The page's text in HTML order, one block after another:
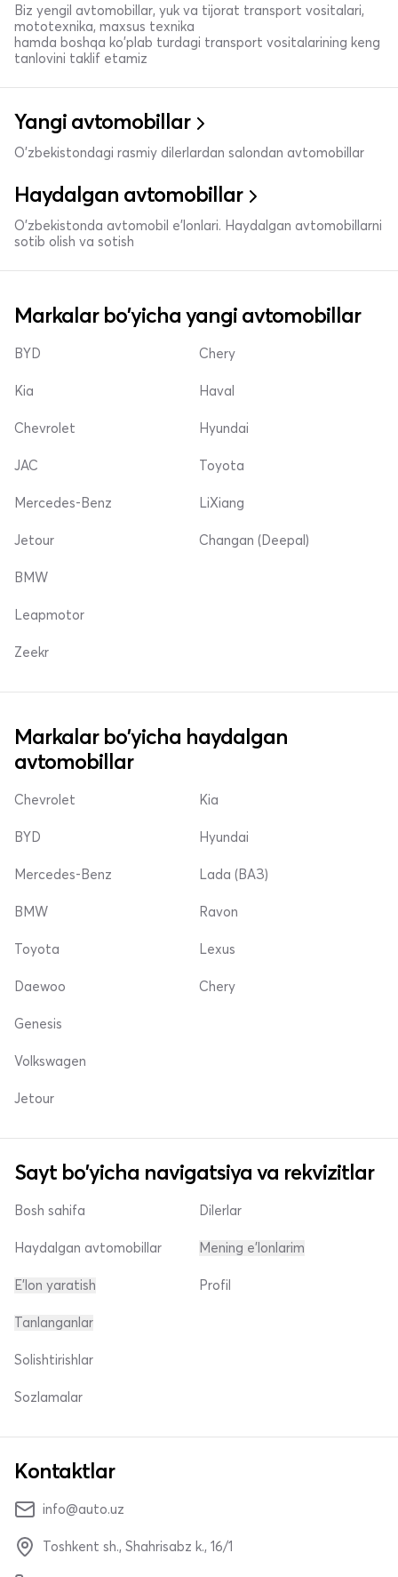
Biz yengil avtomobillar, yuk va tijorat transport vositalari,
mototexnika, maxsus texnika
hamda boshqa ko'plab turdagi transport vositalarining keng
tanlovini taklif etamiz
Yangi avtomobillar
O'zbekistondagi rasmiy dilerlardan salondan avtomobillar
Haydalgan avtomobillar
O'zbekistonda avtomobil e’lonlari. Haydalgan avtomobillarni
sotib olish va sotish
Markalar bo'yicha yangi avtomobillar
BYD
Kia
Chevrolet
Chery
Haval
Hyundai
JAC
Mercedes-Benz
Jetour
Toyota
LiXiang
Changan (Deepal)
BMW
Leapmotor
Zeekr
Markalar bo'yicha haydalgan
avtomobillar
Chevrolet
BYD
Mercedes-Benz
Kia
Hyundai
Lada (ВАЗ)
BMW
Toyota
Daewoo
Ravon
Lexus
Chery
Genesis
Volkswagen
Jetour
Sayt bo'yicha navigatsiya va rekvizitlar
Bosh sahifa
Haydalgan avtomobillar
E'lon yaratish
Dilerlar
Mening e'lonlarim
Profil
Tanlanganlar
Solishtirishlar
Sozlamalar
Kontaktlar
info@auto.uz
Toshkent sh., Shahrisabz k., 16/1